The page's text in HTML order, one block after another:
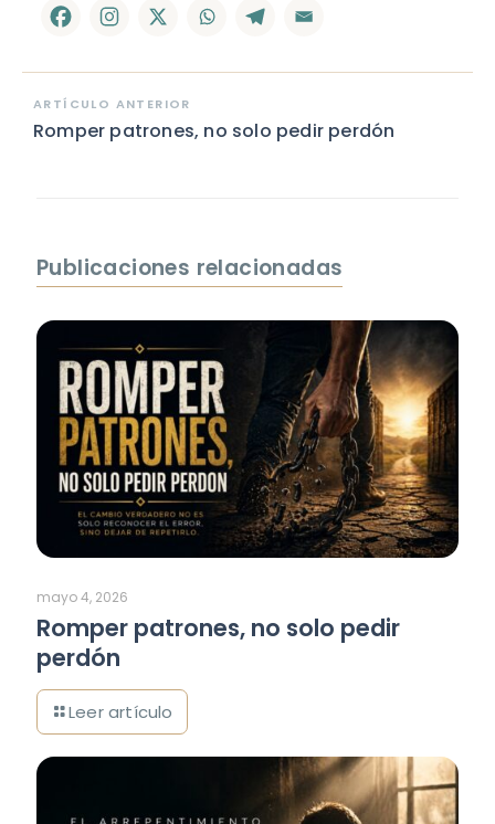
ARTÍCULO ANTERIOR
Romper patrones, no solo pedir perdón
Publicaciones relacionadas
mayo 4, 2026
Romper patrones, no solo pedir
perdón